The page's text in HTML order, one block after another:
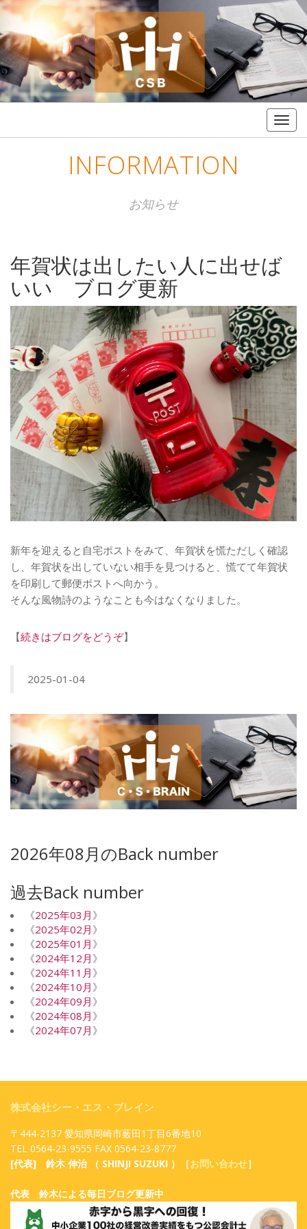
INFORMATION
お知らせ
年賀状は出したい人に出せば
いい ブログ更新
新年を迎えると自宅ポストをみて、年賀状を慌ただしく確認
し、年賀状を出していない相手を見つけると、慌てて年賀状
を印刷して郵便ポストへ向かう。
そんな風物詩のようなことも今はなくなりました。
【続きはブログをどうぞ】
2025-01-04
2026年08月のBack number
過去Back number
《2025年03月 》
《2025年02月 》
《2025年01月 》
《2024年12月 》
《2024年11月 》
《2024年10月 》
《2024年09月 》
《2024年08月 》
《2024年07月 》
株式会社シー・エス・ブレイン
〒444-2137 愛知県岡崎市薮田1丁目6番地10
TEL 0564-23-9555 FAX 0564-23-8777
[代表] 鈴木 伸治 （ SHINJI SUZUKI ）［お問い合わせ］
代表 鈴木による毎日ブログ更新中